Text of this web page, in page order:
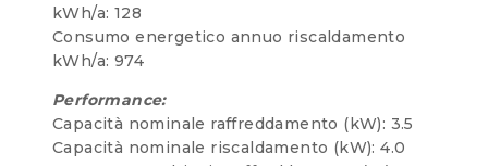
kWh/a: 128
Consumo energetico annuo riscaldamento
kWh/a: 974
Performance:
Capacità nominale raffreddamento (kW): 3.5
Capacità nominale riscaldamento (kW): 4.0